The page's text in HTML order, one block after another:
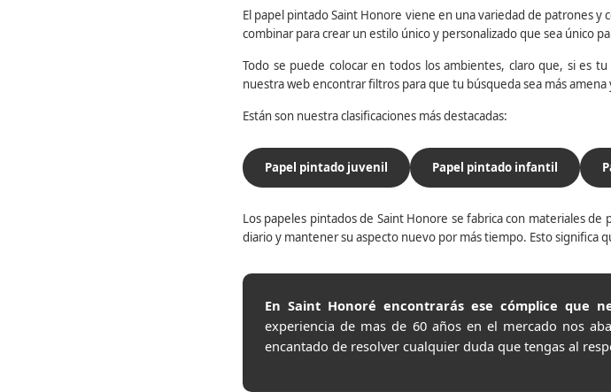
El papel pintado Saint Honore viene en una variedad de patrones
combinar para crear un estilo único y personalizado que sea único
Todo se puede colocar en todos los ambientes, claro que, si es
nuestra web encontrar filtros para que tu búsqueda sea más
Están son nuestra clasificaciones más destacadas:
Papel pintado juvenil Papel pintado infantil
Los papeles pintados de Saint Honore se fabrica con materiales
diario y mantener su aspecto nuevo por más tiempo. Esto
En Saint Honoré encontrarás ese cómplice que
experiencia de mas de 60 años en el mercado nos
encantado de resolver cualquier duda que tengas al